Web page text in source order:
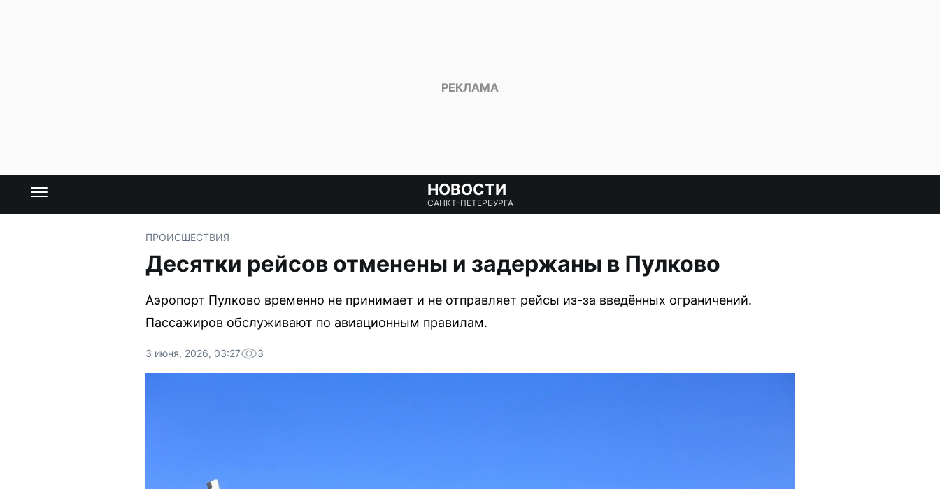
НОВОСТИ
САНКТ-ПЕТЕРБУРГА
ПРОИСШЕСТВИЯ
Десятки рейсов отменены и задержаны в Пулково
Аэропорт Пулково временно не принимает и не отправляет рейсы из-за введённых ограничений.
Пассажиров обслуживают по авиационным правилам.
3 июня, 2026, 03:27 3